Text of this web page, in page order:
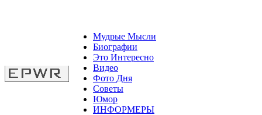
Мудрые Мысли
Биографии
Это Интересно
Видео
Фото Дня
Советы
Юмор
ИНФОРМЕРЫ